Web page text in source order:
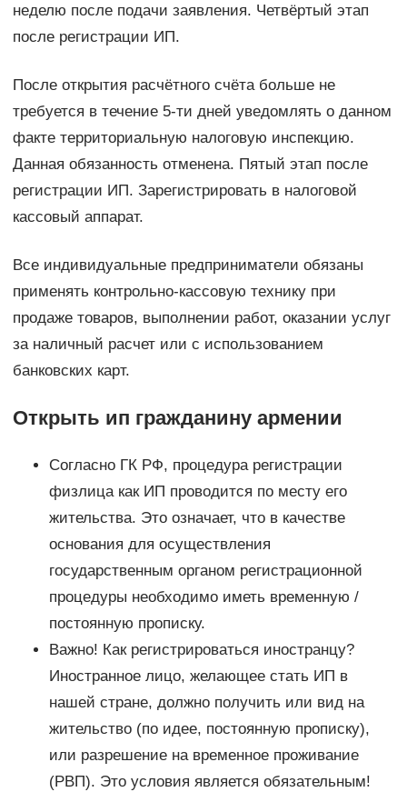
неделю после подачи заявления. Четвёртый этап
после регистрации ИП.
После открытия расчётного счёта больше не
требуется в течение 5-ти дней уведомлять о данном
факте территориальную налоговую инспекцию.
Данная обязанность отменена. Пятый этап после
регистрации ИП. Зарегистрировать в налоговой
кассовый аппарат.
Все индивидуальные предприниматели обязаны
применять контрольно-кассовую технику при
продаже товаров, выполнении работ, оказании услуг
за наличный расчет или с использованием
банковских карт.
Открыть ип гражданину армении
Согласно ГК РФ, процедура регистрации
физлица как ИП проводится по месту его
жительства. Это означает, что в качестве
основания для осуществления
государственным органом регистрационной
процедуры необходимо иметь временную /
постоянную прописку.
Важно! Как регистрироваться иностранцу?
Иностранное лицо, желающее стать ИП в
нашей стране, должно получить или вид на
жительство (по идее, постоянную прописку),
или разрешение на временное проживание
(РВП). Это условия является обязательным!